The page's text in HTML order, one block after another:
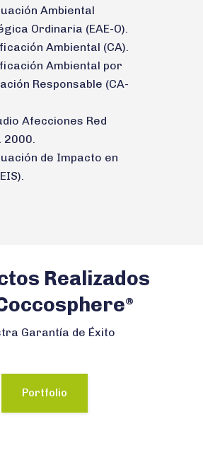
Ambiental
Ordinaria (EAE-O).
Ambiental (CA).
Ambiental por
Responsable (CA-
Afecciones Red
de Impacto en
Realizados
®
Garantía de Éxito
Portfolio